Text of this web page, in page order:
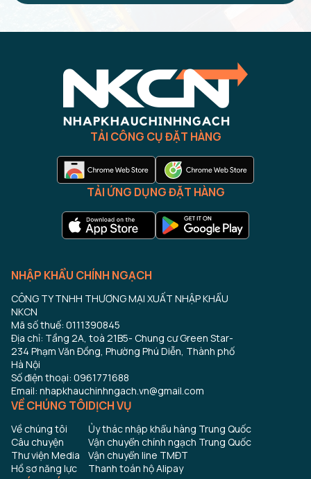
TẢI CÔNG CỤ ĐẶT HÀNG
TẢI ỨNG DỤNG ĐẶT HÀNG
NHẬP KHẨU CHÍNH NGẠCH
CÔNG TY TNHH THƯƠNG MẠI XUẤT NHẬP KHẨU
NKCN
Mã số thuế: 0111390845
Địa chỉ: Tầng 2A, toà 21B5- Chung cư Green Star-
234 Phạm Văn Đồng, Phường Phú Diễn, Thành phố
Hà Nội
Số điện thoại: 0961771688
Email: nhapkhauchinhngach.vn@gmail.com
VỀ CHÚNG TÔI
Về chúng tôi
Câu chuyện
Thư viện Media
Hồ sơ năng lực
DỊCH VỤ
Ủy thác nhập khẩu hàng Trung Quốc
Vận chuyển chính ngạch Trung Quốc
Vận chuyển line TMĐT
Thanh toán hộ Alipay